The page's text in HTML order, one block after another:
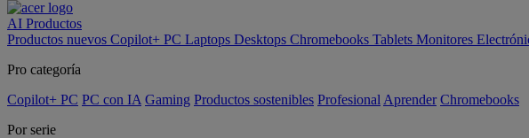
AI Productos
Productos nuevos Copilot+ PC Laptops Desktops Chromebooks Tablets Monitores
Pro categoría
Copilot+ PC PC con IA Gaming Productos sostenibles Profesional Aprender Chromebooks
Por serie